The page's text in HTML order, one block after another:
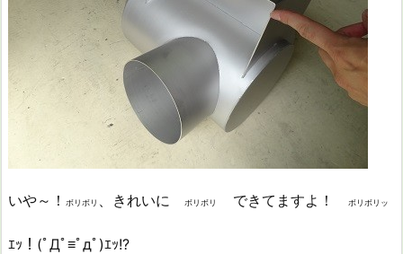
いや～！ ボリボリ 、きれいに ボリボリ できてますよ！ ボリボリッ
ｴｯ！(ﾟДﾟ≡ﾟдﾟ)ｴｯ!?